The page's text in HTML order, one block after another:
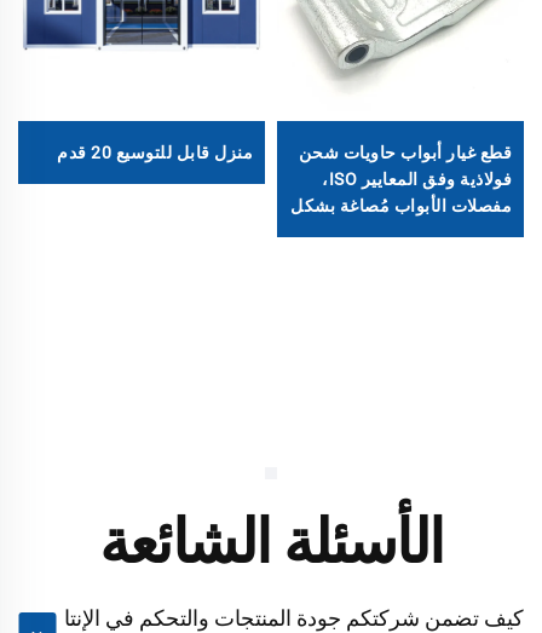
قطع غيار أبواب حاويات شحن
فولاذية وفق المعايير ISO،
مفصلات الأبواب مُصاغة بشكل
منزل قابل للتوسيع 20 قدم
الأسئلة الشائعة
كيف تضمن شركتكم جودة المنتجات والتحكم في الإنتا